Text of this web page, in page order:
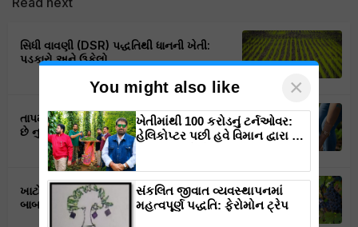
સિધી વાવણી (DSR) પદ્ધતિથી ધાનની ખેતી:
પડકારો અને ઉકેલો
તાપમાનમાં વધારો થી શાકભાજીના પાકને થાય
છે નુકસાન, આમ કરો રક્ષણ
ખાટો અને મીઠો દ્રાક્ષમાં શું છે તફાવત, આ 6
બાબતો થખી ઓળખો
You might also like ×
ખેતીમાંથી 100 કરોડનું ટર્નઓવર:
હેલિકોપ્ટર પછી હવે વિમાન દ્વારા કૃષિ
સંકલિત જીવાત વ્યવસ્થાપનમાં
મહત્વપૂર્ણ પદ્ધતિ: ફેરોમોન ટ્રેપ